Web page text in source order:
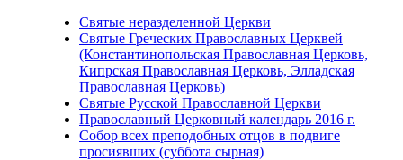
Святые неразделенной Церкви
Святые Греческих Православных Церквей
(Константинопольская Православная Церковь,
Кипрская Православная Церковь, Элладская
Православная Церковь)
Святые Русской Православной Церкви
Православный Церковный календарь 2016 г.
Собор всех преподобных отцов в подвиге
просиявших (суббота сырная)